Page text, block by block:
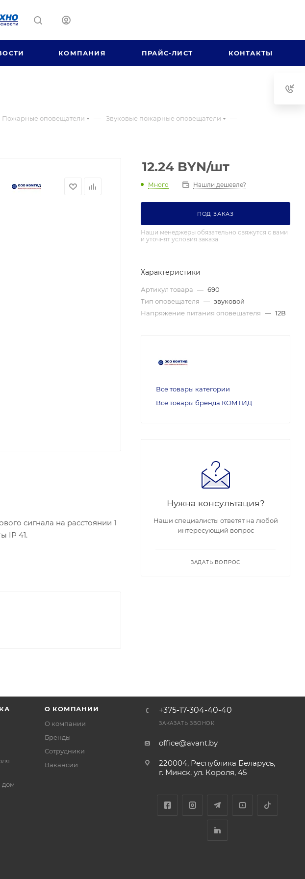
КОМПАНИЯ ПРАЙС-ЛИСТ КОНТАКТЫ
Пожарные оповещатели — Звуковые пожарные оповещатели —
сигнала на расстоянии 1
IP 41.
12.24 BYN/шт
Много Нашли дешевле?
ПОД ЗАКАЗ
Наши менеджеры обязательно свяжутся с вами
и уточнят условия заказа
Характеристики
Артикул товара — 690
Тип оповещателя — звуковой
Напряжение питания оповещателя — 12В
Все товары категории
Все товары бренда КОМТИД
Нужна консультация?
Наши специалисты ответят на любой
интересующий вопрос
ЗАДАТЬ ВОПРОС
дом
О КОМПАНИИ
О компании
Бренды
Сотрудники
Вакансии
+375-17-304-40-40
ЗАКАЗАТЬ ЗВОНОК
office@avant.by
220004, Республика Беларусь,
г. Минск, ул. Короля, 45